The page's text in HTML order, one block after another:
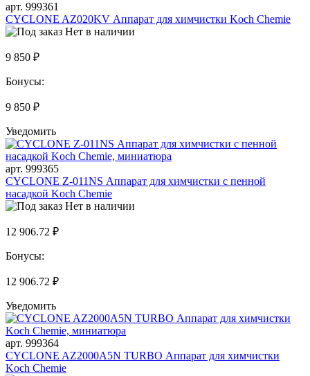
арт. 999361
CYCLONE AZ020KV Аппарат для химчистки Koch Chemie
Нет в наличии
9 850 ₽
Бонусы:
9 850 ₽
Уведомить
арт. 999365
CYCLONE Z-011NS Аппарат для химчистки с пенной
насадкой Koch Chemie
Нет в наличии
12 906.72 ₽
Бонусы:
12 906.72 ₽
Уведомить
арт. 999364
CYCLONE AZ2000A5N TURBO Аппарат для химчистки
Koch Chemie